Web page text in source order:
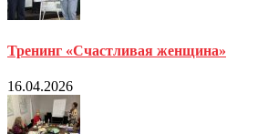
Тренинг «Счастливая женщина»
16.04.2026